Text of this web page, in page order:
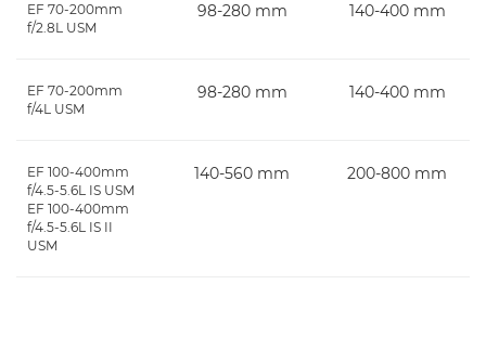
EF 70-200mm
f/2.8L USM
98-280 mm 140-400 mm
EF 70-200mm
f/4L USM
98-280 mm 140-400 mm
EF 100-400mm
f/4.5-5.6L IS USM
EF 100-400mm
f/4.5-5.6L IS II
USM
140-560 mm 200-800 mm